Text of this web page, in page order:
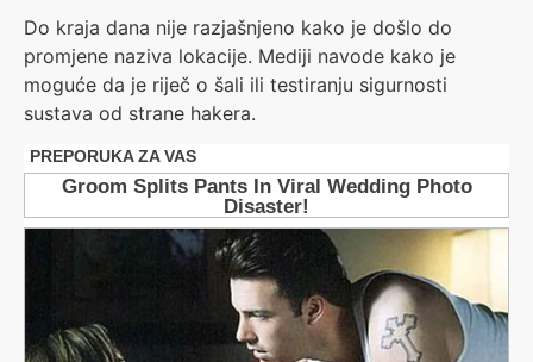
Do kraja dana nije razjašnjeno kako je došlo do
promjene naziva lokacije. Mediji navode kako je
moguće da je riječ o šali ili testiranju sigurnosti
sustava od strane hakera.